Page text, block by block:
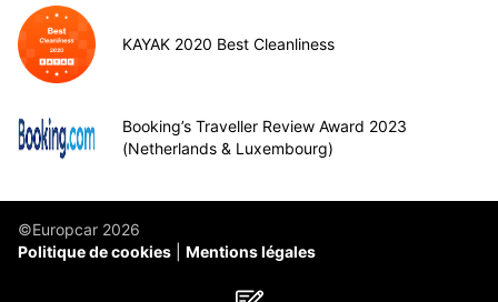
KAYAK 2020 Best Cleanliness
Booking’s Traveller Review Award 2023
(Netherlands & Luxembourg)
©Europcar 2026
Politique de cookies
Mentions légales